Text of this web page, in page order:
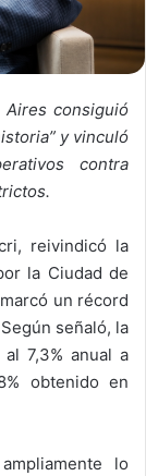
consiguió
y vinculó
contra
, reivindicó la
la Ciudad de
un récord
señaló, la
7,3% anual a
obtenido en
lo